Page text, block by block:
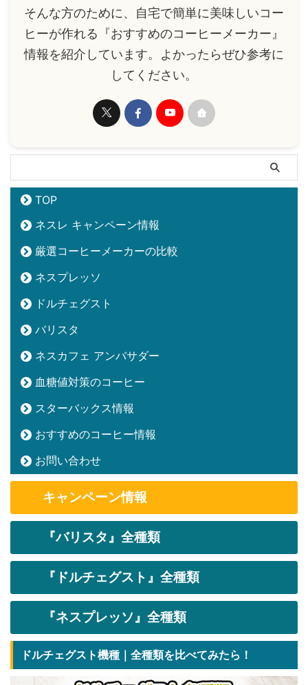
そんな方のために、自宅で簡単に美味しいコー
ヒーが作れる『おすすめのコーヒーメーカー』
情報を紹介しています。よかったらぜひ参考に
してください。
TOP
ネスレ キャンペーン情報
厳選コーヒーメーカーの比較
ネスプレッソ
ドルチェグスト
バリスタ
ネスカフェ アンバサダー
血糖値対策のコーヒー
スターバックス情報
おすすめのコーヒー情報
お問い合わせ
キャンペーン情報
『バリスタ』全種類
『ドルチェグスト』全種類
『ネスプレッソ』全種類
ドルチェグスト機種｜全種類を比べてみたら！